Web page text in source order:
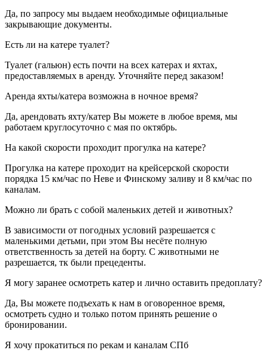
Да, по запросу мы выдаем необходимые официальные
закрывающие документы.
Есть ли на катере туалет?
Туалет (гальюн) есть почти на всех катерах и яхтах,
предоставляемых в аренду. Уточняйте перед заказом!
Аренда яхты/катера возможна в ночное время?
Да, арендовать яхту/катер Вы можете в любое время, мы
работаем круглосуточно с мая по октябрь.
На какой скорости проходит прогулка на катере?
Прогулка на катере проходит на крейсерской скорости
порядка 15 км/час по Неве и Финскому заливу и 8 км/час по
каналам.
Можно ли брать с собой маленьких детей и животных?
В зависимости от погодных условий разрешается с
маленькими детьми, при этом Вы несёте полную
ответственность за детей на борту. С животными не
разрешается, тк были прецеденты.
Я могу заранее осмотреть катер и лично оставить предоплату?
Да, Вы можете подъехать к нам в оговоренное время,
осмотреть судно и только потом принять решение о
бронировании.
Я хочу прокатиться по рекам и каналам СПб